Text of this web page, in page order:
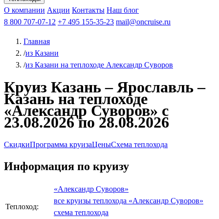
Чебоксарыиз Волгоградаиз Саратова Все города
КазаньВ Нижний НовгородВ ПермьВ Ростов-на-Дону
РыбинскНа СоловкиНа ВалаамПо ОкеПо Енисею
Афанасий Никитин Октябрьская революция
ФединАлександр СвешниковИван
МироновА.С.Попов
О компании Акции Контакты Наш блог
8 800 707-07-12 +7 495 155-35-23 mail@oncruise.ru
Главная
/из Казани
/из Казани на теплоходе Александр Суворов
Круиз Казань – Ярославль –
Казань на теплоходе
«Александр Суворов» с
23.08.2026 по 28.08.2026
СкидкиПрограмма круизаЦеныСхема теплохода
Информация по круизу
Теплоход:
«Александр Суворов»
все круизы теплохода «Александр Суворов»
схема теплохода